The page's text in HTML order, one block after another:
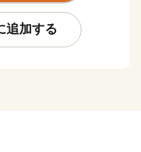
「キャスト」で 近江
ました！
追加する